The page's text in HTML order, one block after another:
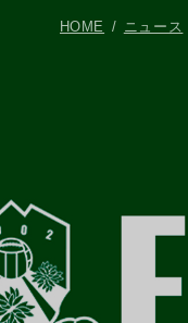
HOME ニュース